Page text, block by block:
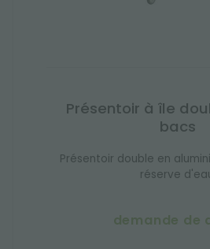
Présentoir à île
bacs
Présentoir double en
réserve
demande de